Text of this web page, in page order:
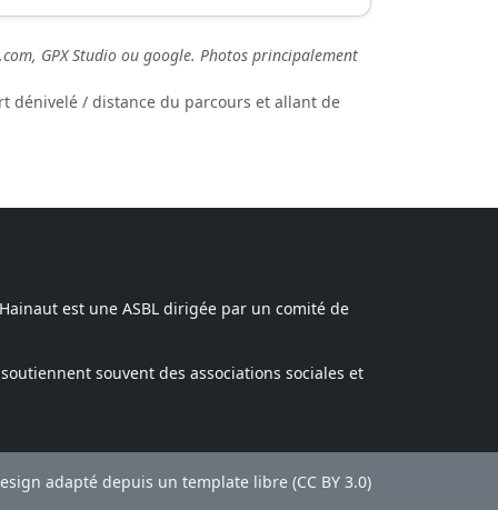
GPX Studio ou google. Photos principalement
dénivelé / distance du parcours et allant de
est une ASBL dirigée par un comité de
souvent des associations sociales et
adapté depuis un template libre (CC BY 3.0)